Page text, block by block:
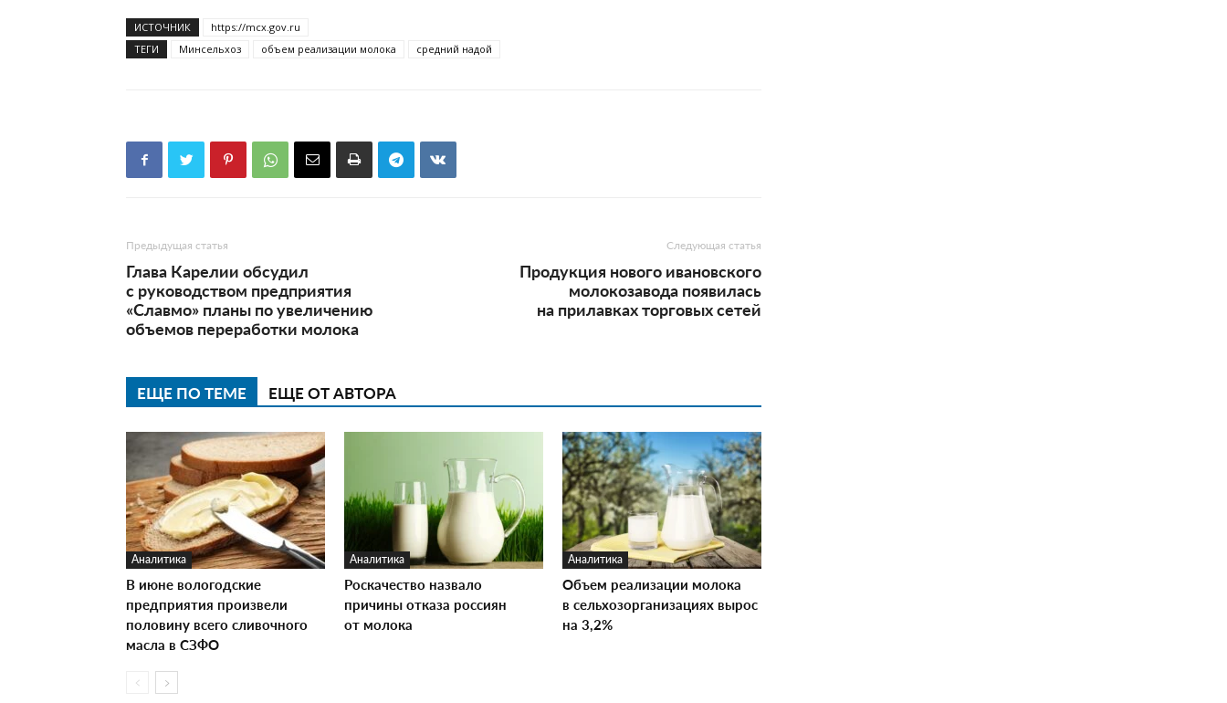
ИСТОЧНИК
https://mcx.gov.ru
ТЕГИ
Минсельхоз объем реализации молока средний надой
Предыдущая статья
Глава Карелии обсудил
с руководством предприятия
«Славмо» планы по увеличению
объемов переработки молока
Следующая статья
Продукция нового ивановского
молокозавода появилась
на прилавках торговых сетей
ЕЩЕ ПО ТЕМЕ ЕЩЕ ОТ АВТОРА
Аналитика
В июне вологодские
предприятия произвели
половину всего сливочного
масла в СЗФО
Аналитика
Роскачество назвало
причины отказа россиян
от молока
Аналитика
Объем реализации молока
в сельхозорганизациях вырос
на 3,2%